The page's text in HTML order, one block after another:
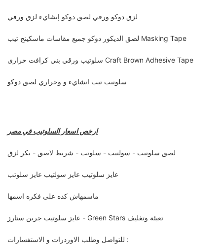
لزق دوكو ورقي لصق دوكو إنشايء لزق ورقي
لصق الديكور دوكو جميع مقاسات ماسكينج تيب Masking Tape
سلوتيب ورقي بني كرافت حرارى Craft Brown Adhesive Tape
سلوتيب تيب انشايء و وحراري لصق دوكو
ارخص اسعار السلوتيب في مصر
لصق سلوتيب - سولتيب - سلوتب - شريط لاصق - بكر لزق
عايز سلوتيب عايز سولتيب عايز سلوتب
ماسمهاش كده على فكره اسمها
عايز سلوتيب جرين ستارز - Green Stars تعبئة وتغليف
للتواصل وطلب الاوردرات و الاستفسارات :